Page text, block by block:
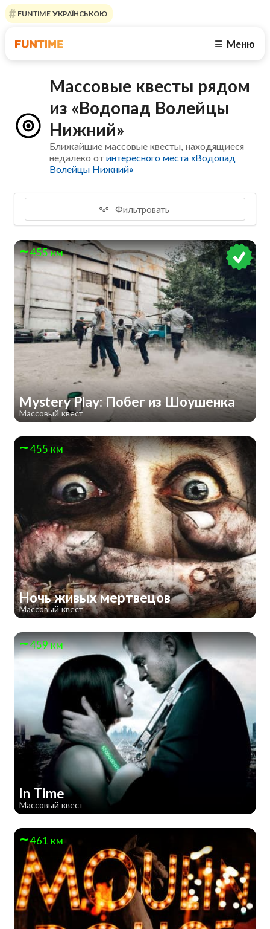
FUNTIME УКРАЇНСЬКОЮ
☰ Меню
Массовые квесты рядом
из «Водопад Волейцы
Нижний»
Ближайшие массовые квесты, находящиеся
недалеко отинтересного места «Водопад
Волейцы Нижний»
Фильтровать
455 км
Mystery Play: Побег из Шоушенка
Массовый квест
455 км
Ночь живых мертвецов
Массовый квест
459 км
In Time
Массовый квест
461 км